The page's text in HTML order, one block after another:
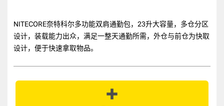
NITECORE奈特科尔多功能双肩通勤包，23升大容量，多仓分区
设计，装载能力出众，满足一整天通勤所需，外仓与前仓为快取
设计，便于快速拿取物品。